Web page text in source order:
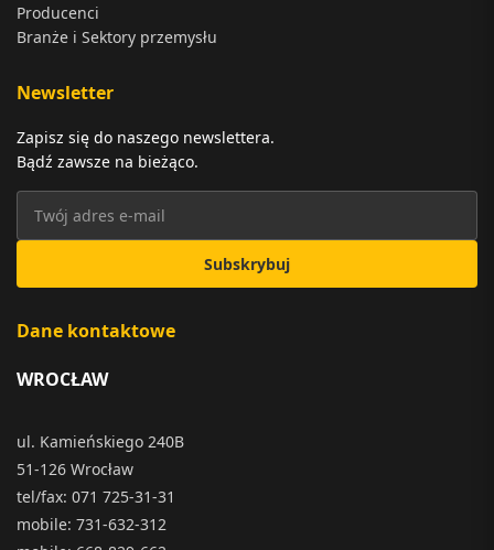
Producenci
Branże i Sektory przemysłu
Newsletter
Zapisz się do naszego newslettera.
Bądź zawsze na bieżąco.
Subskrybuj
Dane kontaktowe
WROCŁAW
ul. Kamieńskiego 240B
51-126 Wrocław
tel/fax: 071 725-31-31
mobile: 731-632-312